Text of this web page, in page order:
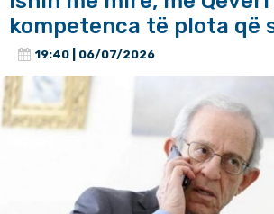
kompetenca të plota që
19:40 | 06/07/2026